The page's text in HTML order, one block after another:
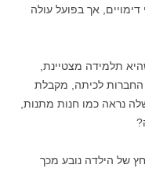
אך בפועל עולה
ילדה בת 8 שהיא תלמידה מצטיינת,
החברות לכיתה, מקבלת
נראה כמו חנות מתנות,
של הילדה נובע מכך